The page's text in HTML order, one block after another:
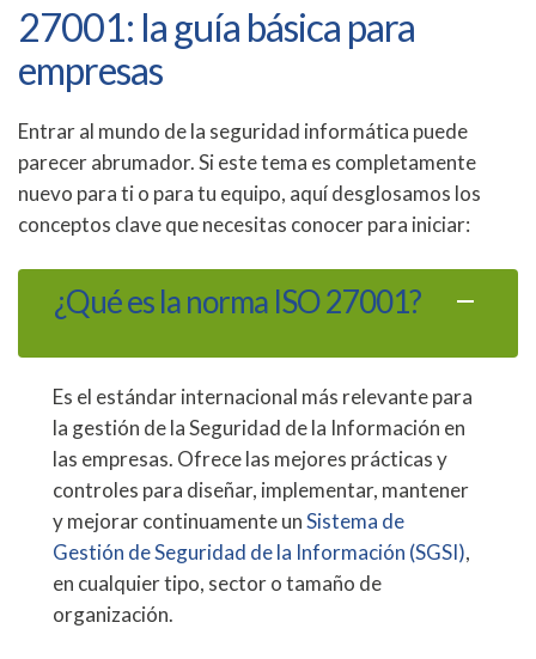
27001: la guía básica para
empresas
Entrar al mundo de la seguridad informática puede
parecer abrumador. Si este tema es completamente
nuevo para ti o para tu equipo, aquí desglosamos los
conceptos clave que necesitas conocer para iniciar:
¿Qué es la norma ISO 27001?
Es el estándar internacional más relevante para
la gestión de la Seguridad de la Información en
las empresas. Ofrece las mejores prácticas y
controles para diseñar, implementar, mantener
y mejorar continuamente unSistema de
Gestión de Seguridad de la Información (SGSI),
en cualquier tipo, sector o tamaño de
organización.